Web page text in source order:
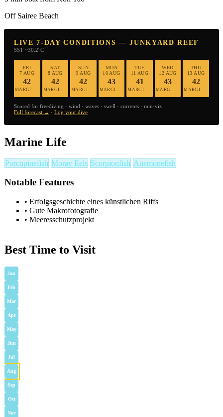
Off Sairee Beach
LIVE 7-DAY CONDITIONS — JUNKYARD REEF
SST ~30.2°C
FRI
7 AUG
42
SAT
8 AUG
42
SUN
9 AUG
42
MARGINAL
MON
10 AUG
43
TUE
11 AUG
41
WED
12 AUG
43
THU
13 AUG
42
Scored for freediving · wind · waves · swell · currents · rain-viz
Full forecast → · Log your dive
Marine Life
Porcupinefish Moray Eels Scorpionfish Anemonefish
Notable Features
• Erfolgsgeschichte eines künstlichen Riffs
• Gute Makrofotografie
• Meeresschutzprojekt
Best Time to Visit
Jan
Feb
Mar
Apr
May
Jun
Jul
Aug
Sep
Oct
Nov